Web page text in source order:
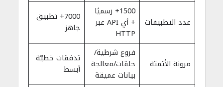
عدد التطبيقات
1500+ رسميًا
+ أي API عبر
HTTP
7000+ تطبيق
جاهز
مرونة الأتمتة
فروع شرطية/
حلقات/معالجة
بيانات عميقة
تدفقات خطيّة
أبسط